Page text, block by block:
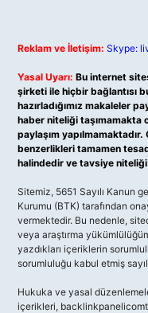
Reklam ve İletişim: Skype:
Yasal Uyarı: Bu internet
şirketi ile hiçbir bağlantısı
hazırladığımız makaleler
haber niteliği taşımamakta
paylaşım
benzerlikleri tamamen
halindedir ve tavsiye niteliği
Sitemiz, 5651 Sayılı Kanun
Kurumu (BTK) tarafından
vermektedir. Bu nedenle,
veya araştırma
yazdıkları içeriklerin
sorumluluğu kabul etmiş
Hukuka ve yasal
içerikleri,